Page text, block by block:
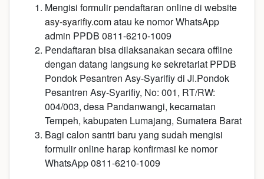
Mengisi formulir pendaftaran online di website
asy-syarifiy.comatau ke nomor WhatsApp
admin PPDB 0811-6210-1009
Pendaftaran bisa dilaksanakan secara offline
dengan datang langsung ke sekretariat PPDB
Pondok Pesantren Asy-Syarifiy di Jl.Pondok
Pesantren Asy-Syarifiy, No: 001, RT/RW:
004/003, desa Pandanwangi, kecamatan
Tempeh, kabupaten Lumajang, Sumatera Barat
Bagi calon santri baru yang sudah mengisi
formulir online harap konfirmasi ke nomor
WhatsApp 0811-6210-1009